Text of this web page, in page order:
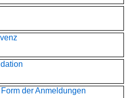
der Anmeldungen